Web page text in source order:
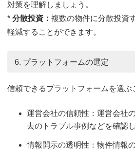
対策を理解しましょう。
* 分散投資： 複数の物件に分散投資
軽減することができます。
6. プラットフォームの選定
信頼できるプラットフォームを選ぶ
運営会社の信頼性：運営会社
去のトラブル事例などを確認
情報開示の透明性：物件情報